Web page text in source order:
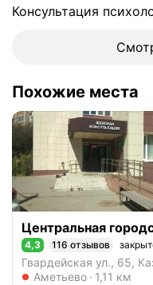
Консультация
Похожие места
Рейтинг 4,3 из 5
4,3 116 отзывов закрыто до
Гвардейская ул., 65,
Метро Аметьево
Аметьево 1,11 км